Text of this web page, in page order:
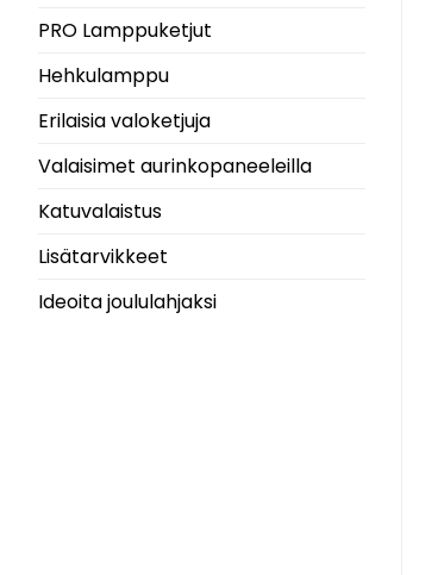
PRO Lamppuketjut
Hehkulamppu
Erilaisia ​​valoketjuja
Valaisimet aurinkopaneeleilla
Katuvalaistus
Lisätarvikkeet
Ideoita joululahjaksi